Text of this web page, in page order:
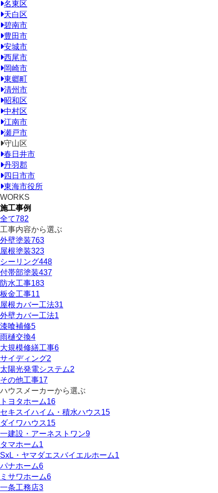
名東区
天白区
碧南市
豊田市
安城市
西尾市
岡崎市
東郷町
清州市
昭和区
中村区
江南市
瀬戸市
守山区
春日井市
丹羽郡
四日市市
東海市役所
WORKS
施工事例
全て782
工事内容から選ぶ
外壁塗装763
屋根塗装323
シーリング448
付帯部塗装437
防水工事183
板金工事11
屋根カバー工法31
外壁カバー工法1
漆喰補修5
雨樋交換4
大規模修繕工事6
サイディング2
太陽光発電システム2
その他工事17
ハウスメーカーから選ぶ
トヨタホーム16
セキスイハイム・積水ハウス15
ダイワハウス15
一建設・アーネストワン9
タマホーム1
SxL・ヤマダエスバイエルホーム1
パナホーム6
ミサワホーム6
一条工務店3